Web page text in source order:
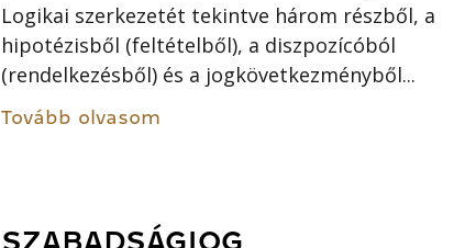
Logikai szerkezetét tekintve három részből, a
hipotézisből (feltételből), a diszpozícóból
(rendelkezésből) és a jogkövetkezményből...
Tovább olvasom